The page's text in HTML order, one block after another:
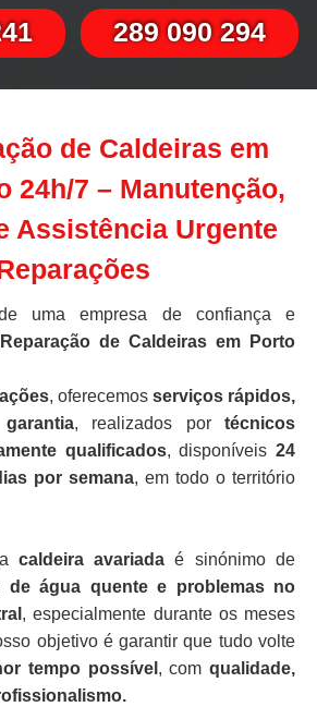
289 090 294
de Caldeiras em
24h/7 – Manutenção,
Assistência Urgente
uma empresa de confiança e
Reparação de Caldeiras em Porto
, oferecemos serviços rápidos,
, realizados por técnicos
qualificados, disponíveis24
por semana, em todo o território
caldeira avariada é sinónimo de
de água quente e problemas no
, especialmente durante os meses
objetivo é garantir que tudo volte
tempo possível , comqualidade,